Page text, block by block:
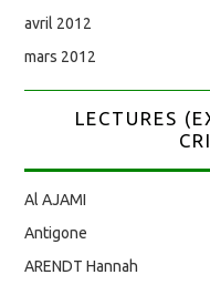
avril 2012
mars 2012
LECTURES
Al AJAMI
Antigone
ARENDT Hannah